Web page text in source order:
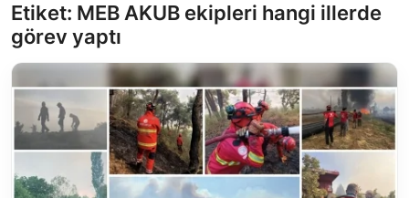
Siyasi Partiler
Yerel Yönetimler
Mülki İdare
Toplum ve Yaşam
Etiket: MEB AKUB ekipleri hangi illerde
görev yaptı